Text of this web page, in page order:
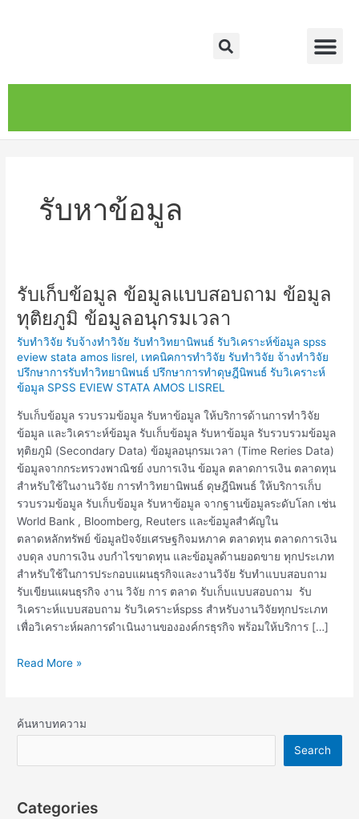
Search
รับหาข้อมูล
รับเก็บข้อมูล ข้อมูลแบบสอบถาม ข้อมูล
ทุติยภูมิ ข้อมูลอนุกรมเวลา
รับทำวิจัย รับจ้างทำวิจัย รับทำวิทยานิพนธ์ รับวิเคราะห์ข้อมูล spss
eview stata amos lisrel, เทคนิคการทำวิจัย รับทำวิจัย จ้างทำวิจัย
ปรึกษาการรับทำวิทยานิพนธ์ ปรึกษาการทำดุษฎีนิพนธ์ รับวิเคราะห์
ข้อมูล SPSS EVIEW STATA AMOS LISREL
รับเก็บข้อมูล รวบรวมข้อมูล รับหาข้อมูล ให้บริการด้านการทำวิจัย
ข้อมูล และวิเคราะห์ข้อมูล รับเก็บข้อมูล รับหาข้อมูล รับรวบรวมข้อมูล
ทุติยภูมิ (Secondary Data) ข้อมูลอนุกรมเวลา (Time Reries Data)
ข้อมูลจากกระทรวงพาณิชย์ งบการเงิน ข้อมูล ตลาดการเงิน ตลาดทุน
สำหรับใช้ในงานวิจัย การทำวิทยานิพนธ์ ดุษฎีนิพนธ์ ให้บริการเก็บ
รวบรวมข้อมูล รับเก็บข้อมูล รับหาข้อมูล จากฐานข้อมูลระดับโลก เช่น
World Bank , Bloomberg, Reuters และข้อมูลสำคัญใน
ตลาดหลักทรัพย์ ข้อมูลปัจจัยเศรษฐกิจมหภาค ตลาดทุน ตลาดการเงิน
งบดุล งบการเงิน งบกำไรขาดทุน และข้อมูลด้านยอดขาย ทุกประเภท
สำหรับใช้ในการประกอบแผนธุรกิจและงานวิจัย รับทำแบบสอบถาม
รับเขียนแผนธุรกิจ งาน วิจัย การ ตลาด รับเก็บแบบสอบถาม รับ
วิเคราะห์แบบสอบถาม รับวิเคราะห์spss สำหรับงานวิจัยทุกประเภท
เพื่อวิเคราะห์ผลการดำเนินงานขององค์กรธุรกิจ พร้อมให้บริการ […]
รับ
เก็บ
ข้อมูล
ข้อมูล
แบบสอบถาม
ข้อมูล
ทุติย
ภูมิ
ข้อมูล
อนุกรม
เวลา
Read More »
ค้นหาบทความ
Search
Categories